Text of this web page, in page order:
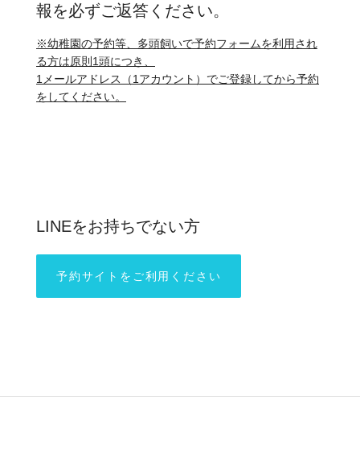
報を必ずご返答ください。
※幼稚園の予約等、多頭飼いで予約フォームを利用され
る方は原則1頭につき、
1メールアドレス（1アカウント）でご登録してから予約
をしてください。
LINEをお持ちでない方
予約サイトをご利用ください